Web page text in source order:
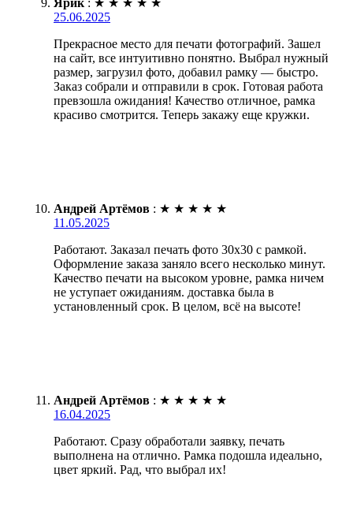
25.06.2025
Прекрасное место для печати фотографий. Зашел
на сайт, все интуитивно понятно. Выбрал нужный
размер, загрузил фото, добавил рамку — быстро.
Заказ собрали и отправили в срок. Готовая работа
превзошла ожидания! Качество отличное, рамка
красиво смотрится. Теперь закажу еще кружки.
Андрей Артёмов : ★ ★ ★ ★ ★
11.05.2025
Работают. Заказал печать фото 30х30 с рамкой.
Оформление заказа заняло всего несколько минут.
Качество печати на высоком уровне, рамка ничем
не уступает ожиданиям. доставка была в
установленный срок. В целом, всё на высоте!
Андрей Артёмов : ★ ★ ★ ★ ★
16.04.2025
Работают. Сразу обработали заявку, печать
выполнена на отлично. Рамка подошла идеально,
цвет яркий. Рад, что выбрал их!